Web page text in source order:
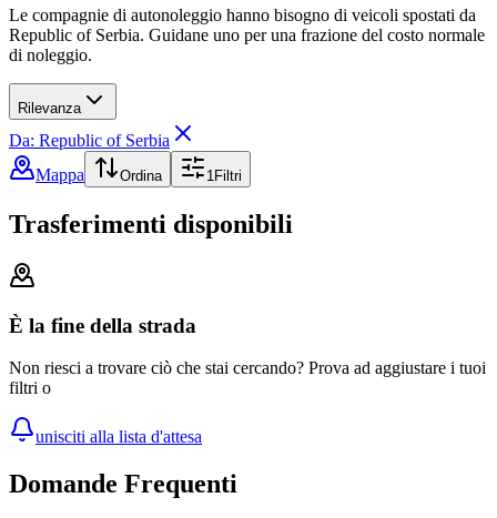
Le compagnie di autonoleggio hanno bisogno di veicoli spostati da
Republic of Serbia. Guidane uno per una frazione del costo normale
di noleggio.
Rilevanza
Da: Republic of Serbia
Mappa
Ordina 1Filtri
Trasferimenti disponibili
È la fine della strada
Non riesci a trovare ciò che stai cercando? Prova ad aggiustare i tuoi
filtri o
unisciti alla lista d'attesa
Domande Frequenti